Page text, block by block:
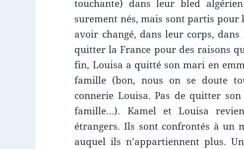
touchante) dans leur bled
surement nés, mais sont partis pour
avoir changé, dans leur corps,
quitter la France pour des raisons
fin, Louisa a quitté son mari en
famille (bon, nous on se doute
connerie Louisa. Pas de quitter
famille…). Kamel et Louisa
étrangers. Ils sont confrontés à un
auquel ils n’appartiennent plus.